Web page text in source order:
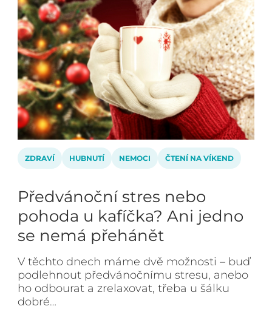
ZDRAVÍ HUBNUTÍ NEMOCI ČTENÍ NA VÍKEND
Předvánoční stres nebo
pohoda u kafíčka? Ani jedno
se nemá přehánět
V těchto dnech máme dvě možnosti – buď
podlehnout předvánočnímu stresu, anebo
ho odbourat a zrelaxovat, třeba u šálku
dobré…